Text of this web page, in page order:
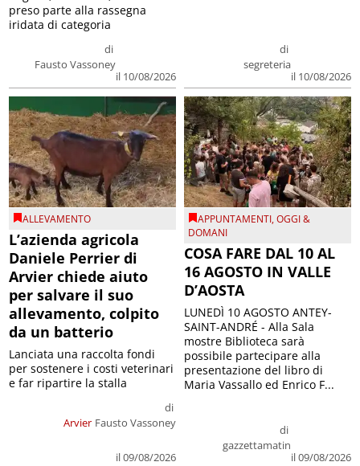
di
Fausto Vassoney
il 10/08/2026
preso parte alla rassegna
iridata di categoria
di
segreteria
il 10/08/2026
ALLEVAMENTO
L’azienda agricola
Daniele Perrier di
Arvier chiede aiuto
per salvare il suo
allevamento, colpito
da un batterio
Arvier
di
Fausto Vassoney
il 09/08/2026
Lanciata una raccolta fondi
per sostenere i costi veterinari
e far ripartire la stalla
APPUNTAMENTI,OGGI &
DOMANI
COSA FARE DAL 10 AL
16 AGOSTO IN VALLE
D’AOSTA
di
gazzettamatin
il 09/08/2026
LUNEDÌ 10 AGOSTO ANTEY-
SAINT-ANDRÉ - Alla Sala
mostre Biblioteca sarà
possibile partecipare alla
presentazione del libro di
Maria Vassallo ed Enrico F...